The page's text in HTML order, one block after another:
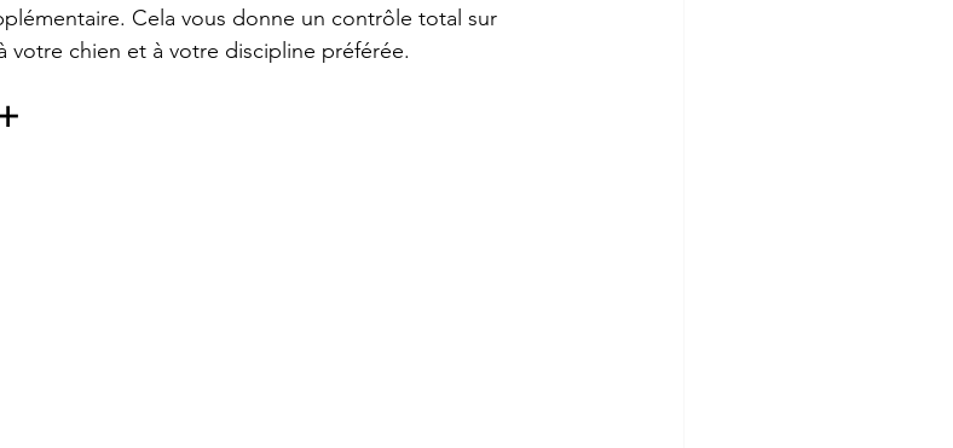
Cela vous donne un contrôle total sur
chien et à votre discipline préférée.